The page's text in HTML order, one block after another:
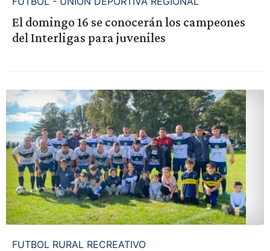
El domingo 16 se conocerán los campeones
del Interligas para juveniles
FUTBOL RURAL RECREATIVO